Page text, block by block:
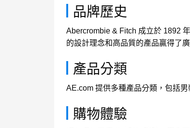
品牌歷史
Abercrombie & Fitch 成立於 1892
的設計理念和高品質的產品贏得了
產品分類
AE.com 提供多種產品分類，包括
購物體驗